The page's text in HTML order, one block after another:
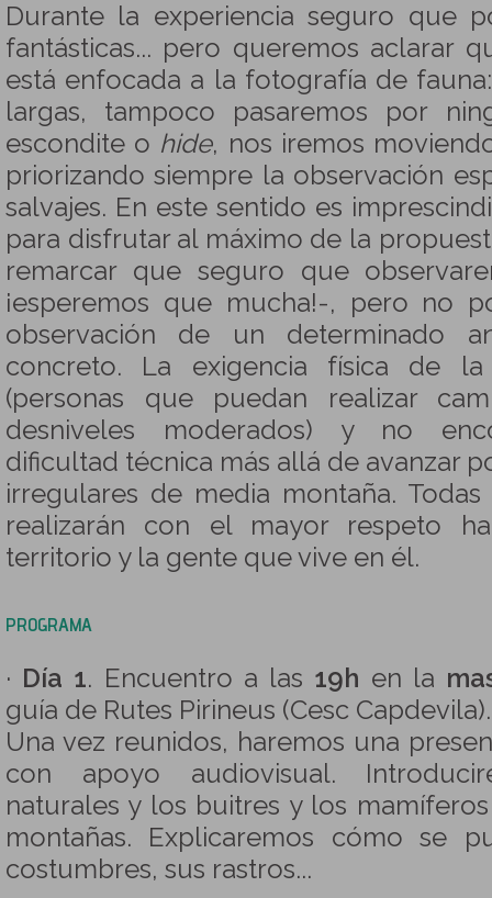
Durante la experiencia seguro que
fantásticas... pero queremos aclarar
está enfocada a la fotografía de
largas, tampoco pasaremos por
escondite o hide, nos iremos
priorizando siempre la observación
salvajes. En este sentido es
para disfrutar al máximo de la
remarcar que seguro que
¡esperemos que mucha!-, pero no
observación de un determinado
concreto. La exigencia física de
(personas que puedan realizar
desniveles moderados) y no
dificultad técnica más allá de avanzar
irregulares de media montaña.
realizarán con el mayor respeto
territorio y la gente que vive en él.
PROGRAMA
· Día 1. Encuentro a las 19h en la
guía de Rutes Pirineus (Cesc Capdevila).
Una vez reunidos, haremos una
con apoyo audiovisual.
naturales y los buitres y los
montañas. Explicaremos cómo se
costumbres, sus rastros...